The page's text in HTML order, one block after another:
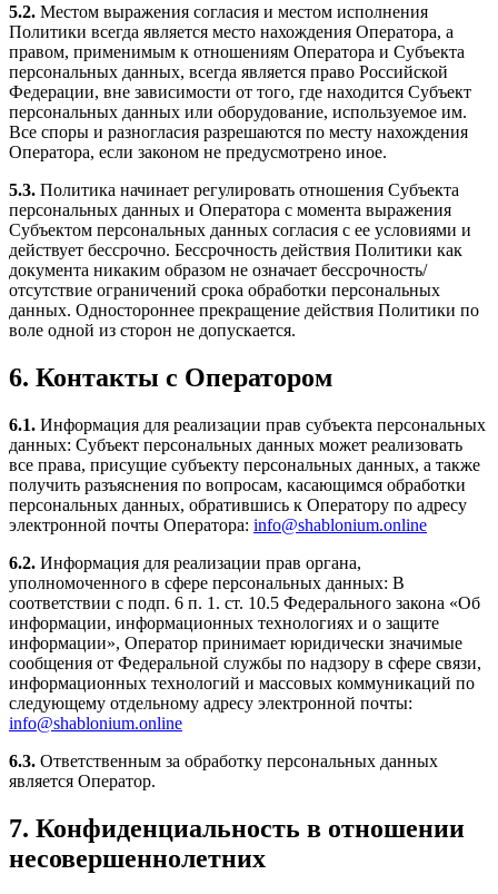
5.2. Местом выражения согласия и местом исполнения
Политики всегда является место нахождения Оператора, а
правом, применимым к отношениям Оператора и Субъекта
персональных данных, всегда является право Российской
Федерации, вне зависимости от того, где находится Субъект
персональных данных или оборудование, используемое им.
Все споры и разногласия разрешаются по месту нахождения
Оператора, если законом не предусмотрено иное.
5.3. Политика начинает регулировать отношения Субъекта
персональных данных и Оператора с момента выражения
Субъектом персональных данных согласия с ее условиями и
действует бессрочно. Бессрочность действия Политики как
документа никаким образом не означает бессрочность/
отсутствие ограничений срока обработки персональных
данных. Одностороннее прекращение действия Политики по
воле одной из сторон не допускается.
6. Контакты с Оператором
6.1. Информация для реализации прав субъекта персональных
данных: Субъект персональных данных может реализовать
все права, присущие субъекту персональных данных, а также
получить разъяснения по вопросам, касающимся обработки
персональных данных, обратившись к Оператору по адресу
электронной почты Оператора: info@shablonium.online
6.2. Информация для реализации прав органа,
уполномоченного в сфере персональных данных: В
соответствии с подп. 6 п. 1. ст. 10.5 Федерального закона «Об
информации, информационных технологиях и о защите
информации», Оператор принимает юридически значимые
сообщения от Федеральной службы по надзору в сфере связи,
информационных технологий и массовых коммуникаций по
следующему отдельному адресу электронной почты:
info@shablonium.online
6.3. Ответственным за обработку персональных данных
является Оператор.
7. Конфиденциальность в отношении
несовершеннолетних